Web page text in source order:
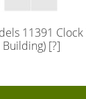
11391
Building) [?]